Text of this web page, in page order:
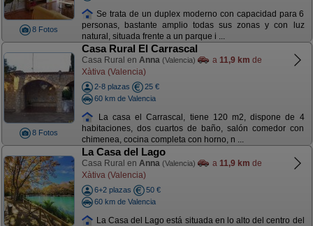
8 Fotos
Se trata de un duplex moderno con capacidad para 6
personas, bastante amplio todas sus zonas y con luz
natural, situada frente a un parque i ...
8 Fotos
Casa Rural El Carrascal
Casa Rural en Anna (Valencia) a 11,9 km de
Xàtiva (Valencia)
2-8 plazas
25 €
60 km de Valencia
La casa el Carrascal, tiene 120 m2, dispone de 4
habitaciones, dos cuartos de baño, salón comedor con
chimenea, cocina completa con horno, n ...
La Casa del Lago
Casa Rural en Anna (Valencia) a 11,9 km de
Xàtiva (Valencia)
6+2 plazas
50 €
60 km de Valencia
La Casa del Lago está situada en lo alto del centro del